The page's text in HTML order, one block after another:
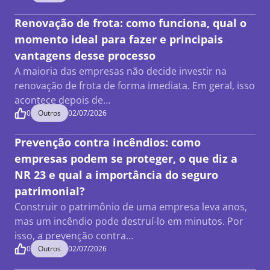
Renovação de frota: como funciona, qual o
momento ideal para fazer e principais
vantagens desse processo
A maioria das empresas não decide investir na
renovação de frota de forma imediata. Em geral, isso
acontece depois de…
0 Outros 02/07/2026
Prevenção contra incêndios: como
empresas podem se proteger, o que diz a
NR 23 e qual a importância do seguro
patrimonial?
Construir o patrimônio de uma empresa leva anos,
mas um incêndio pode destruí-lo em minutos. Por
isso, a prevenção contra…
0 Outros 02/07/2026